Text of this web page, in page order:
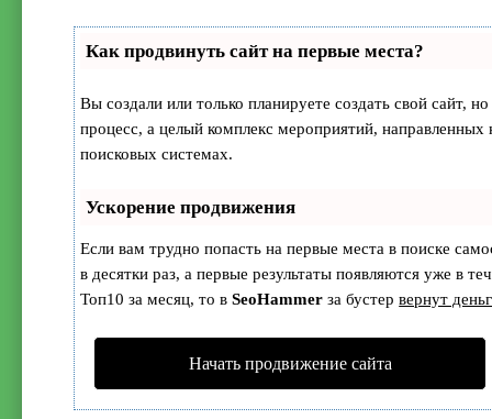
Как продвинуть сайт на первые места?
Вы создали или только планируете создать свой сайт,
процесс, а целый комплекс мероприятий,
поисковых системах.
Ускорение продвижения
Если вам трудно попасть на первые места в поиске
в десятки раз, а первые результаты появляются уже в
Топ10 за месяц, то вSeoHammer за бустервернут
Начать продвижение сайта